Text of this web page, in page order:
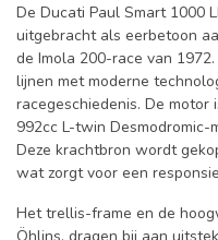
De Ducati Paul Smart 1000
uitgebracht als eerbetoon
de Imola 200-race van
lijnen met moderne
racegeschiedenis. De
992cc L-twin
Deze krachtbron wordt
wat zorgt voor een
Het trellis-frame en de